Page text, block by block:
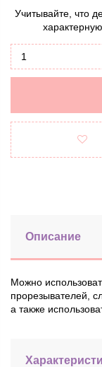
Учитывайте, что
Описание
Можно
прорезывателей,
а также